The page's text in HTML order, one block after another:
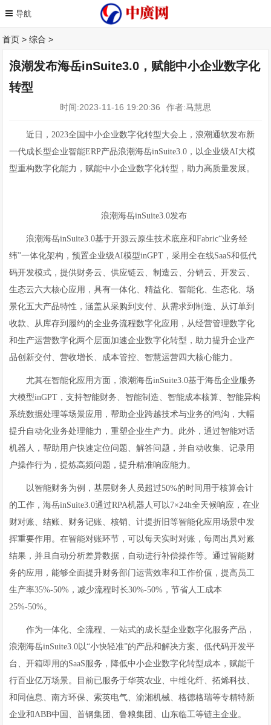
首页 >综合 >
浪潮发布海岳inSuite3.0，赋能中小企业数字化
转型
时间:2023-11-16 19:20:36 作者:马慧思
近日，2023全国中小企业数字化转型大会上，浪潮通软发布新
一代成长型企业智能ERP产品浪潮海岳inSuite3.0，以企业级AI大模
型重构数字化能力，赋能中小企业数字化转型，助力高质量发展。
浪潮海岳inSuite3.0发布
浪潮海岳inSuite3.0基于开源云原生技术底座和Fabric“业务经
纬”一体化架构，预置企业级AI模型inGPT，采用全在线SaaS和低代
码开发模式，提供财务云、供应链云、制造云、分销云、开发云、
生态云六大核心应用，具有一体化、精益化、智能化、生态化、场
景化五大产品特性，涵盖从采购到支付、从需求到制造、从订单到
收款、从库存到履约的全业务流程数字化应用，从经营管理数字化
和生产运营数字化两个层面加速企业数字化转型，助力提升企业产
品创新交付、营收增长、成本管控、智慧运营四大核心能力。
尤其在智能化应用方面，浪潮海岳inSuite3.0基于海岳企业服务
大模型inGPT，支持智能财务、智能制造、智能成本核算、智能异构
系统数据处理等场景应用，帮助企业跨越技术与业务的鸿沟，大幅
提升自动化业务处理能力，重塑企业生产力。此外，通过智能对话
机器人，帮助用户快速定位问题、解答问题，并自动收集、记录用
户操作行为，提炼高频问题，提升精准响应能力。
以智能财务为例，基层财务人员超过50%的时间用于核算会计
的工作，海岳inSuite3.0通过RPA机器人可以7×24h全天候响应，在业
财对账、结账、财务记账、核销、计提折旧等智能化应用场景中发
挥重要作用。在智能对账环节，可以每天实时对账，每周出具对账
结果，并且自动分析差异数据，自动进行补偿操作等。通过智能财
务的应用，能够全面提升财务部门运营效率和工作价值，提高员工
生产率35%-50%，减少流程时长30%-50%，节省人工成本
25%-50%。
作为一体化、全流程、一站式的成长型企业数字化服务产品，
浪潮海岳inSuite3.0以“小快轻准”的产品和解决方案、低代码开发平
台、开箱即用的SaaS服务，降低中小企业数字化转型成本，赋能千
行百业亿万场景。目前已服务于华英农业、中维化纤、拓烯科技、
和同信息、南方环保、索英电气、渝湘机械、格德格瑞等专精特新
企业和ABB中国、首钢集团、鲁粮集团、山东临工等链主企业。